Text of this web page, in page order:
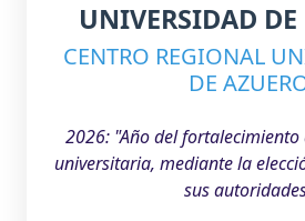
UNIVERSIDAD
CENTRO REGIONAL
DE
2026: "Año del
universitaria, mediante la
sus